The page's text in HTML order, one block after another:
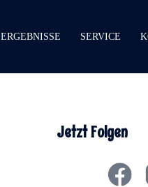
ERGEBNISSE SERVICE
Jetzt Folgen